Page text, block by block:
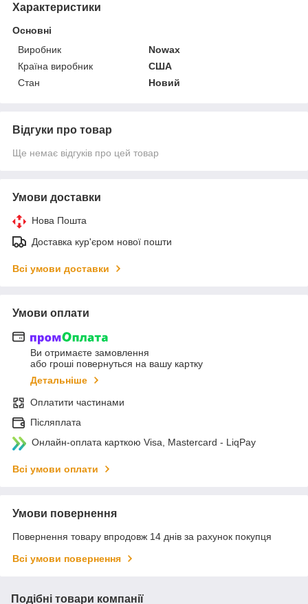
Характеристики
Основні
Виробник
Nowax
Країна виробник
США
Стан
Новий
Відгуки про товар
Ще немає відгуків про цей товар
Умови доставки
Нова Пошта
Доставка кур'єром нової пошти
Всі умови доставки
Умови оплати
Ви отримаєте замовлення
або гроші повернуться на вашу картку
Детальніше
Оплатити частинами
Післяплата
Онлайн-оплата карткою Visa, Mastercard - LiqPay
Всі умови оплати
Умови повернення
Повернення товару впродовж 14 днів за рахунок покупця
Всі умови повернення
Подібні товари компанії